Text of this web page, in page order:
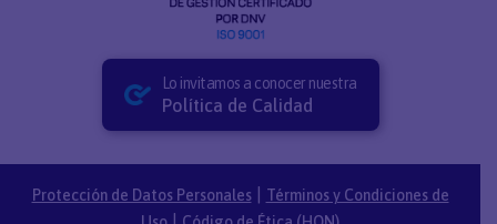
Lo invitamos a conocer nuestra
Política de Calidad
Protección de Datos Personales|
Términos y Condiciones de